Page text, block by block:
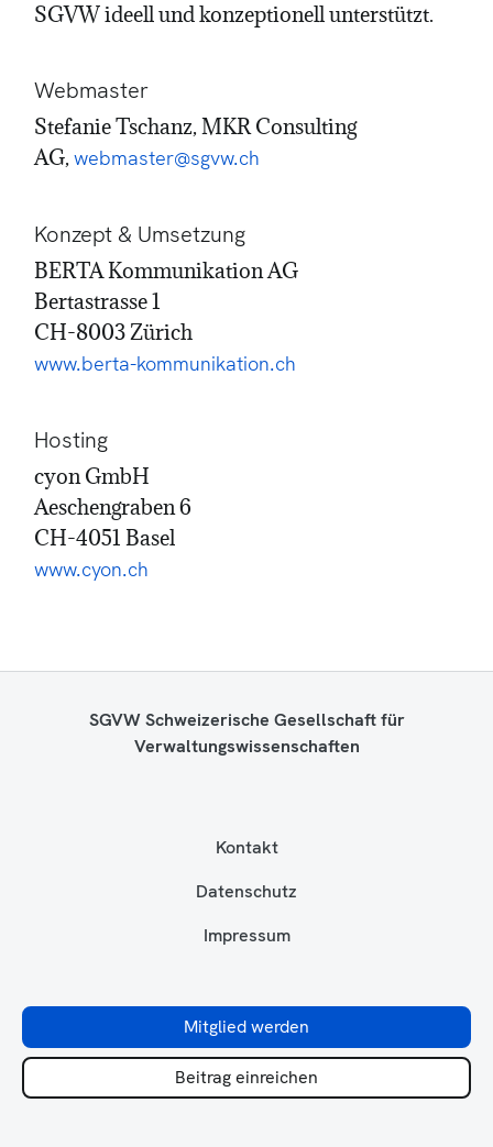
SGVW ideell und konzeptionell unterstützt.
Webmaster
Stefanie Tschanz, MKR Consulting
AG, webmaster@sgvw.ch
Konzept & Umsetzung
BERTA Kommunikation AG
Bertastrasse 1
CH-8003 Zürich
www.berta-kommunikation.ch
Hosting
cyon GmbH
Aeschengraben 6
CH-4051 Basel
www.cyon.ch
SGVW Schweizerische Gesellschaft für
Verwaltungswissenschaften
Kontakt
Datenschutz
Impressum
Mitglied werden
Beitrag einreichen